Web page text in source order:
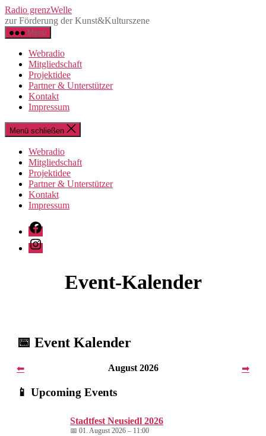
Direkt
zum
Inhalt
wechseln
Radio grenzWelle
zur Förderung der Kunst&Kulturszene
Menü
Webradio
Mitgliedschaft
Projektidee
Partner & Unterstützer
Kontakt
Impressum
Menü schließen
Webradio
Mitgliedschaft
Projektidee
Partner & Unterstützer
Kontakt
Impressum
Facebook
Instagram
Event-Kalender
📅 Event Kalender
⬅ August 2026 ➡
📱 Upcoming Events
Stadtfest Neusiedl 2026
📅 01. August 2026 – 11:00